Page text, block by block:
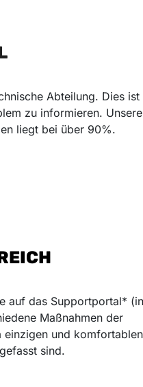
Abteilung. Dies ist
zu informieren. Unsere
liegt bei über 90%.
auf das Supportportal* (in
Maßnahmen der
einzigen und komfortablen
sind.